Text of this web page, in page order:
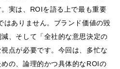
実は、ROIを語る上で最も重要
はありません。ブランド価値の毀
、そして「全社的な意思決定の
点が必要です。今回は、多忙な
の、論理的かつ具体的なROIの